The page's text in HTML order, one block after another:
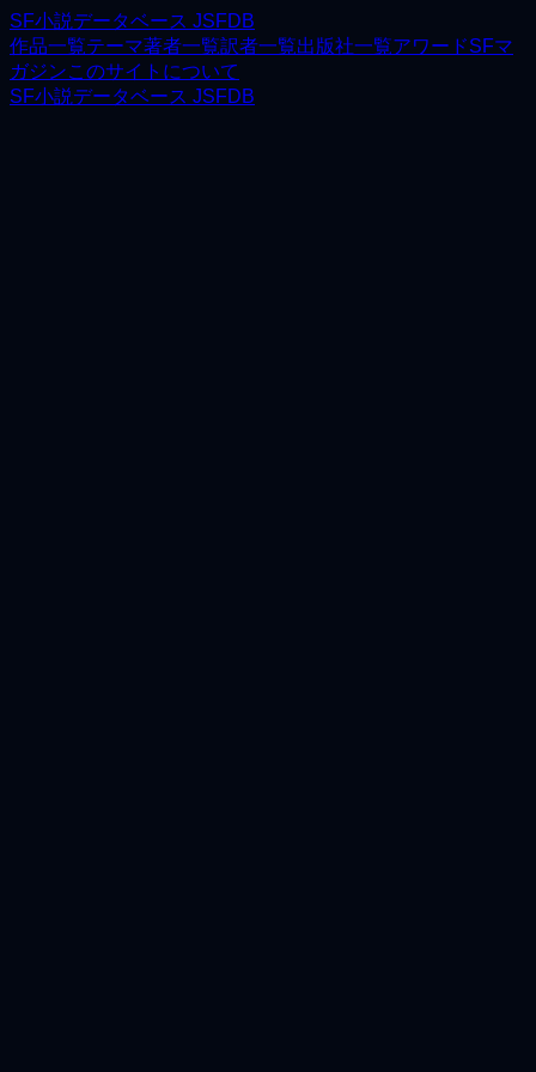
SF小説データベース JSFDB
作品一覧テーマ著者一覧訳者一覧出版社一覧アワードSFマ
ガジンこのサイトについて
SF小説データベース JSFDB